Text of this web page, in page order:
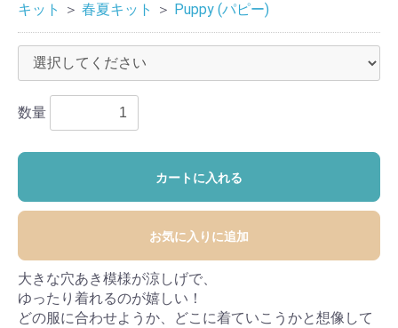
キット
＞ 春夏キット ＞ Puppy (パピー)
数量
カートに入れる
お気に入りに追加
大きな穴あき模様が涼しげで、
ゆったり着れるのが嬉しい！
どの服に合わせようか、どこに着ていこうかと想像して